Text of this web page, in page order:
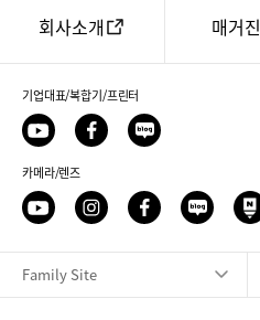
회사소개 매거진
기업대표/복합기/프린터
유
투
브
페
이
스
북
네
이
블
로
그
카메라/렌즈
유
투
브
인
스
타
그
램
페
이
스
네
이
버
로
네
이
버
스
Family Site